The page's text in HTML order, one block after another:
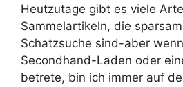
Heutzutage gibt es viele
Sammelartikeln, die
Schatzsuche sind-aber
Secondhand-Laden oder
betrete, bin ich immer auf